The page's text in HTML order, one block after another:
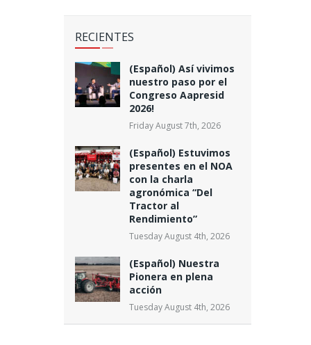
RECIENTES
(Español) Así vivimos
nuestro paso por el
Congreso Aapresid
2026!
Friday August 7th, 2026
(Español) Estuvimos
presentes en el NOA
con la charla
agronómica “Del
Tractor al
Rendimiento”
Tuesday August 4th, 2026
(Español) Nuestra
Pionera en plena
acción
Tuesday August 4th, 2026